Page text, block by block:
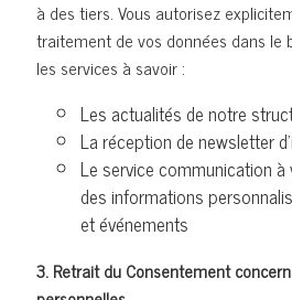
à des tiers. Vous autorisez
traitement de vos données dans le
les services à savoir :
Les actualités de notre
La réception de newsletter
Le service communication
des informations
et événements
3. Retrait du Consentement